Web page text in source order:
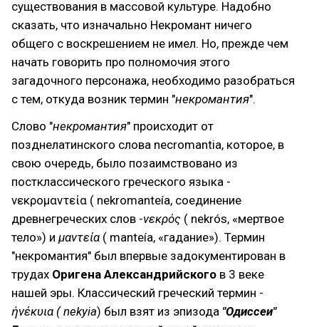
существования в массовой культуре. Надобно
сказать, что изначально Некромант ничего
общего с воскрешением не имел. Но, прежде чем
начать говорить про полномочия этого
загадочного персонажа, необходимо разобраться
с тем, откуда возник термин "некромантия".
Слово "некромантия" происходит от
позднелатинского слова necromantia, которое, в
свою очередь, было позаимствовано из
постклассического греческого языка -
νεκρομαντεία ( nekromanteía, соединение
древнегреческих слов -νεκρός ( nekrós, «мертвое
тело») и μαντεία ( manteía, «гадание»). Термин
"некромантия" был впервые задокументирован в
трудах Оригена Александрийского в 3 веке
нашей эры. Классический греческий термин -
ἡνέκυια ( nekyia) был взят из эпизода "Одиссеи"